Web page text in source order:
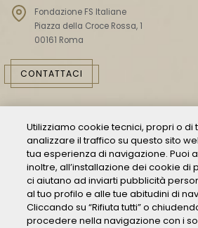
Fondazione FS Italiane
Piazza della Croce Rossa, 1
00161 Roma
CONTATTACI
Consulta il Modello 231
Gestione delle segnalazioni -
Utilizziamo cookie tecnici, propri o di
analizzare il traffico su questo sito
tua esperienza di navigazione. Puoi
inoltre, all’installazione dei cookie di
ci aiutano ad inviarti pubblicità
al tuo profilo e alle tue abitudini di
Cliccando su “Rifiuta tutti” o
procedere nella navigazione con i